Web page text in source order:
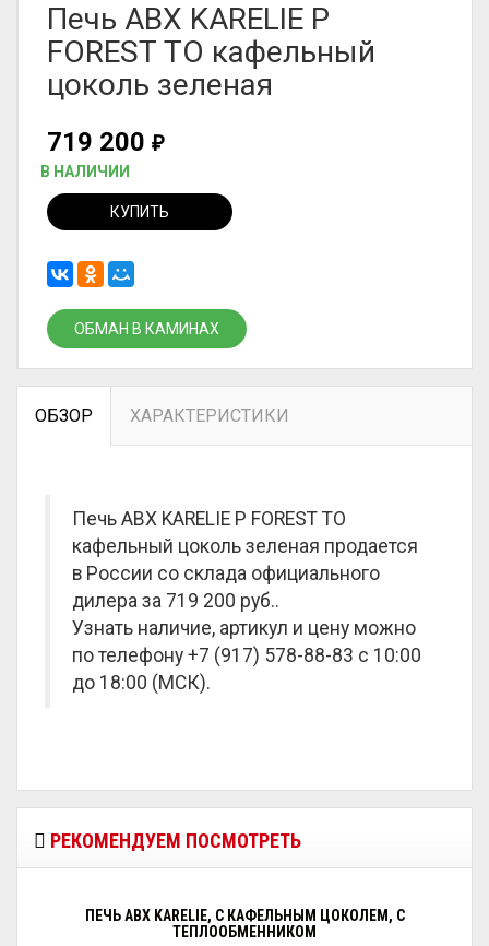
Печь ABX KARELIE P
FOREST ТО кафельный
цоколь зеленая
719 200 ₽
В НАЛИЧИИ
КУПИТЬ
ОБМАН В КАМИНАХ
ОБЗОР ХАРАКТЕРИСТИКИ
Печь ABX KARELIE P FOREST ТО
кафельный цоколь зеленая продается
в России со склада официального
дилера за 719 200 руб..
Узнать наличие, артикул и цену можно
по телефону +7 (917) 578-88-83 с 10:00
до 18:00 (МСК).
РЕКОМЕНДУЕМ ПОСМОТРЕТЬ
ПЕЧЬ ABX KARELIE, С КАФЕЛЬНЫМ ЦОКОЛЕМ, С
ТЕПЛООБМЕННИКОМ